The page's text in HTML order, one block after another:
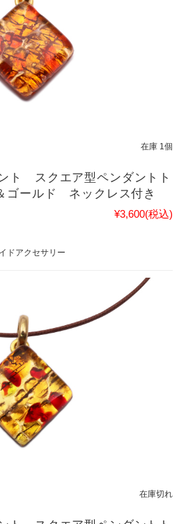
在庫 1個
ト スクエア型ペンダントト
ゴールド ネックレス付き
¥3,600(税込)
ドアクセサリー
在庫切れ